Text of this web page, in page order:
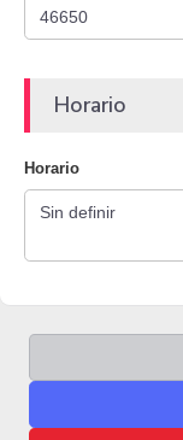
Horario
Horario